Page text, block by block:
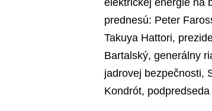
prednesú: Peter
Takuya Hattori,
Bartalský, generálny
jadrovej bezpečnosti,
Kondrót,